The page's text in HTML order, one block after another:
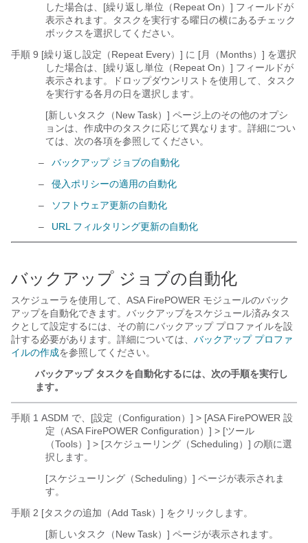
した場合は、[繰り返し単位（Repeat On）] フィールドが
表示されます。タスクを実行する曜日の横にあるチェック
ボックスを選択してください。
手順 9 [繰り返し設定（Repeat Every）] に [月（Months）] を選択
した場合は、[繰り返し単位（Repeat On）] フィールドが
表示されます。ドロップダウンリストを使用して、タスク
を実行する各月の日を選択します。
[新しいタスク（New Task）] ページ上のその他のオプシ
ョンは、作成中のタスクに応じて異なります。詳細につい
ては、次の各項を参照してください。
–
バックアップ ジョブの自動化
–
侵入ポリシーの適用の自動化
–
ソフトウェア更新の自動化
–
URL フィルタリング更新の自動化
バックアップ ジョブの自動化
スケジューラを使用して、ASA FirePOWER モジュールのバック
アップを自動化できます。バックアップをスケジュール済みタス
クとして設定するには、その前にバックアップ プロファイルを設
計する必要があります。詳細については、 バックアップ プロファ
イルの作成を参照してください。
バックアップ タスクを自動化するには、次の手順を実行し
ます。
手順 1 ASDM で、[設定（Configuration）] > [ASA FirePOWER 設
定（ASA FirePOWER Configuration）] > [ツール
（Tools）] > [スケジューリング（Scheduling）] の順に選
択します。
[スケジューリング（Scheduling）] ページが表示されま
す。
手順 2 [タスクの追加（Add Task）] をクリックします。
[新しいタスク（New Task）] ページが表示されます。